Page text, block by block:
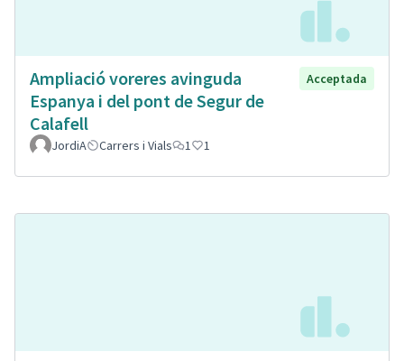
Ampliació voreres avinguda
Espanya i del pont de Segur de
Calafell
Acceptada
JordiA Carrers i Vials 1 1